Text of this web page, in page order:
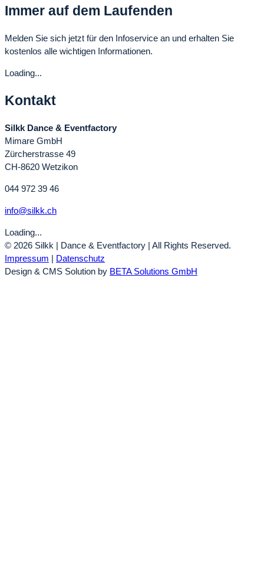
Immer auf dem Laufenden
Melden Sie sich jetzt für den Infoservice an und erhalten Sie
kostenlos alle wichtigen Informationen.
Loading...
Kontakt
Silkk Dance & Eventfactory
Mimare GmbH
Zürcherstrasse 49
CH-8620 Wetzikon
044 972 39 46
info@silkk.ch
Loading...
© 2026 Silkk | Dance & Eventfactory | All Rights Reserved.
Impressum | Datenschutz
Design & CMS Solution by BETA Solutions GmbH